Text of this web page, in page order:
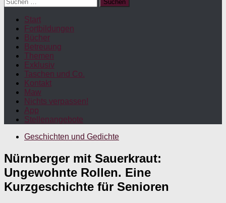
nach:
Start
Fortbildungen
Bücher
Betreuung
Themen
Exklusiv
Taschen und Co.
Kontakt
Maw
Nichts verpassen!
App
Stellenangebote
Geschichten und Gedichte
Nürnberger mit Sauerkraut:
Ungewohnte Rollen. Eine
Kurzgeschichte für Senioren